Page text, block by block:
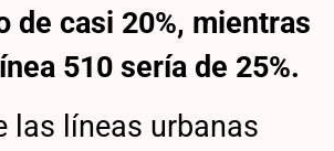
de casi 20%, mientras
510 sería de 25%.
las líneas urbanas